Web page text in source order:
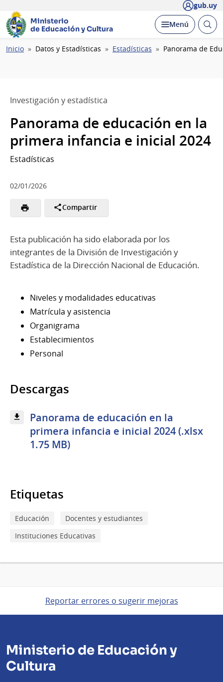
gub.uy
Ministerio
de Educación y Cultura
Desplegar
Menú Abrir
Ruta
Inicio Datos y Estadísticas Estadísticas Panorama de
Investigación y estadística
Panorama de educación en la
primera infancia e inicial 2024
Estadísticas
02/01/2026
Compartir
Esta publicación ha sido elaborada por los
integrantes de la División de Investigación y
Estadística de la Dirección Nacional de Educación.
Niveles y modalidades educativas
Matrícula y asistencia
Organigrama
Establecimientos
Personal
Descargas
Panorama de educación en la
primera infancia e inicial 2024 (.xlsx
1.75 MB)
Etiquetas
Educación
Docentes y estudiantes
Instituciones Educativas
Reportar errores o sugerir mejoras
Ministerio de Educación y
Cultura